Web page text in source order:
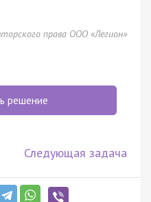
права ООО «Легион»
решение
Следующая задача